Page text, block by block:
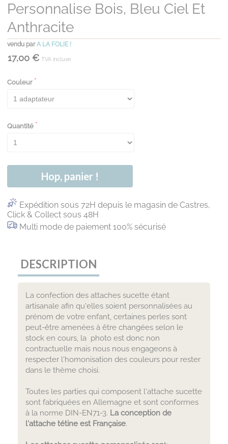
Personnalise Bois, Bleu Ciel Et
Anthracite
vendu parA LA FOLIE !
17,00 € TVA incluse
Couleur
Quantité
Hop, panier !
Expédition sous 72H depuis le magasin de Castres,
Click & Collect sous 48H
Multi mode de paiement 100% sécurisé
DESCRIPTION
La confection des attaches sucette étant
artisanale afin qu'elles soient personnalisées au
prénom de votre enfant, certaines perles sont
peut-être amenées à être changées selon le
stock en cours, la photo est donc non
contractuelle mais nous nous engageons à
respecter l'homonisation des couleurs pour rester
dans le thème choisi.
Toutes les parties qui composent l'attache sucette
sont fabriquées en Allemagne et sont conformes
à la norme DIN-EN71-3. La conception de
l'attache tétine est Française.